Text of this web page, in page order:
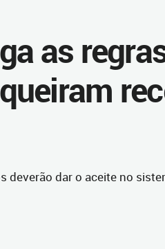
as
deverão dar o aceite no